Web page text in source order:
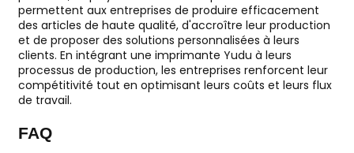
permettent aux entreprises de produire efficacement
des articles de haute qualité, d'accroître leur production
et de proposer des solutions personnalisées à leurs
clients. En intégrant une imprimante Yudu à leurs
processus de production, les entreprises renforcent leur
compétitivité tout en optimisant leurs coûts et leurs flux
de travail.
FAQ